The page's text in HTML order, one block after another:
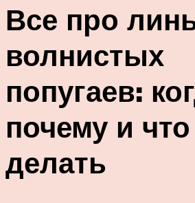
Все про
волнистых
попугаев:
почему и
делать